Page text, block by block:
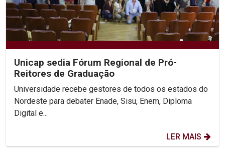
Unicap sedia Fórum Regional de Pró-
Reitores de Graduação
Universidade recebe gestores de todos os estados do
Nordeste para debater Enade, Sisu, Enem, Diploma
Digital e...
LER MAIS